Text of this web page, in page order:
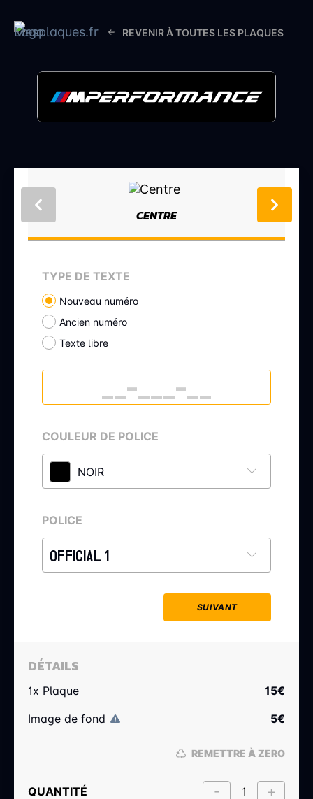
REVENIR À TOUTES LES PLAQUES
CENTRE
TYPE DE TEXTE
Nouveau numéro
Ancien numéro
Texte libre
COULEUR DE POLICE
NOIR
POLICE
OFFICIAL 1
SUIVANT
DÉTAILS
1x Plaque 15€
Image de fond
5€
REMETTRE À ZERO
QUANTITÉ